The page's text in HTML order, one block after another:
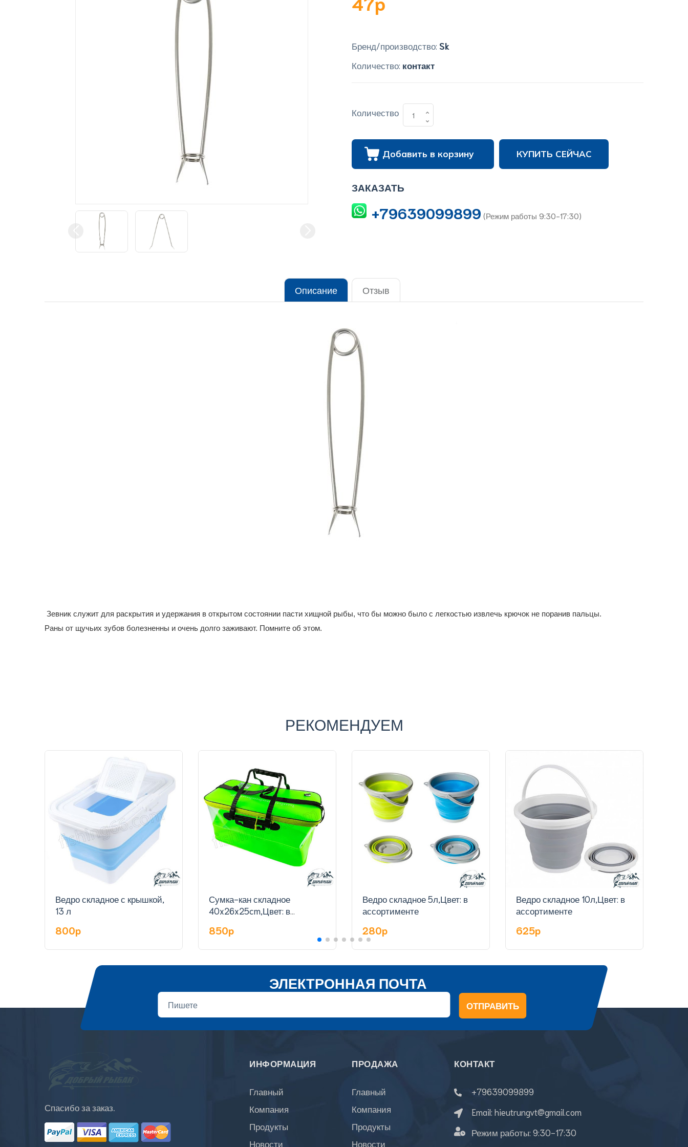
Бренд/производство: Sk
Количество: контакт
Количество
Добавить в корзину КУПИТЬ СЕЙЧАС
ЗАКАЗАТЬ
+79639099899 (Режим работы 9:30-17:30)
Описание Отзыв
Зевник служит для раскрытия и удержания в открытом состоянии пасти хищной рыбы, что бы можно было с легкостью извлечь крючок не поранив пальцы.
Раны от щучьих зубов болезненны и очень долго заживают. Помните об этом.
РЕКОМЕНДУЕМ
Ведро складное с крышкой,
13 л
800p
Сумка-кан складное
40x26x25cm,Цвет: в
850p
Ведро складное 5л,Цвет: в
ассортименте
280p
Ведро складное 10л,Цвет: в
ассортименте
625p
ЭЛЕКТРОННАЯ ПОЧТА
ОТПРАВИТЬ
Спасибо за заказ.
ИНФОРМАЦИЯ
Главный
Компания
Продукты
Новости
ПРОДАЖА
Главный
Компания
Продукты
Новости
КОНТАКТ
+79639099899
Email: hieutrungvt@gmail.com
Режим работы: 9:30-17:30